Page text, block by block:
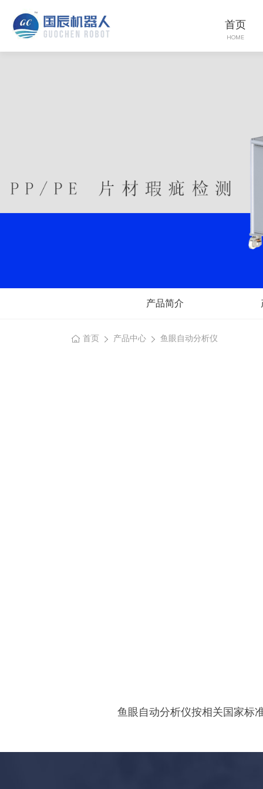
首页
HOME
产品简介
首页 产品中心 鱼眼自动分析仪
鱼眼自动分析仪按相关国家标